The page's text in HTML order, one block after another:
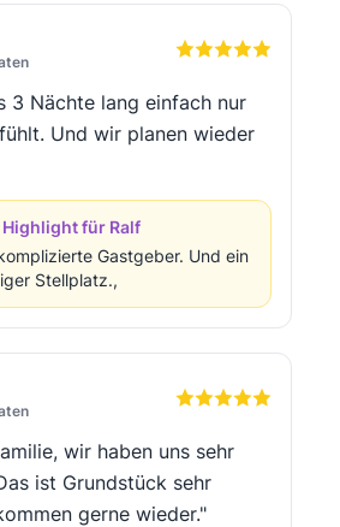
3 Nächte lang einfach nur
Und wir planen wieder
für Ralf
Gastgeber. Und ein
Stellplatz.,
wir haben uns sehr
ist Grundstück sehr
gerne wieder."